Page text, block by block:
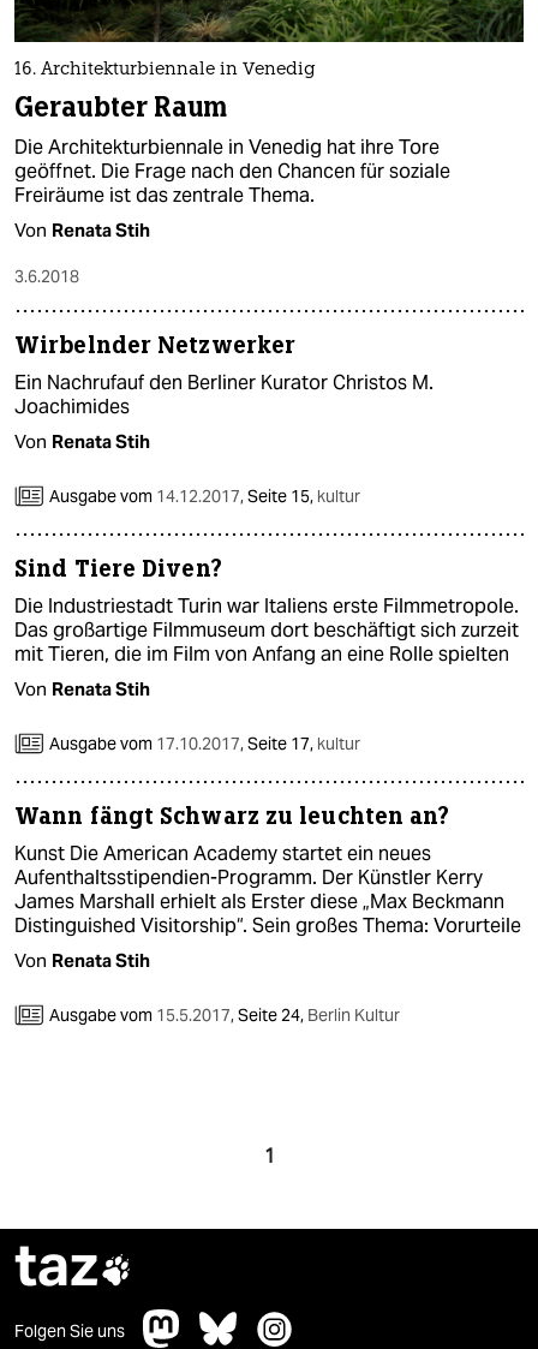
16. Architekturbiennale in Venedig
Geraubter Raum
Die Architekturbiennale in Venedig hat ihre Tore
geöffnet. Die Frage nach den Chancen für soziale
Freiräume ist das zentrale Thema.
Von Renata Stih
3.6.2018
Wirbelnder Netzwerker
Ein Nachrufauf den Berliner Kurator Christos M.
Joachimides
Von Renata Stih
Ausgabe vom 14.12.2017,Seite 15, kultur
Sind Tiere Diven?
Die Industriestadt Turin war Italiens erste Filmmetropole.
Das großartige Filmmuseum dort beschäftigt sich zurzeit
mit Tieren, die im Film von Anfang an eine Rolle spielten
Von Renata Stih
Ausgabe vom 17.10.2017,Seite 17, kultur
Wann fängt Schwarz zu leuchten an?
Kunst Die American Academy startet ein neues
Aufenthaltsstipendien-Programm. Der Künstler Kerry
James Marshall erhielt als Erster diese „Max Beckmann
Distinguished Visitorship“. Sein großes Thema: Vorurteile
Von Renata Stih
Ausgabe vom 15.5.2017,Seite 24, Berlin Kultur
1
taz
Folgen Sie uns